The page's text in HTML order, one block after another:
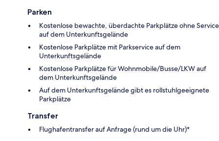
Parken
Kostenlose bewachte, überdachte Parkplätze ohne Service
auf dem Unterkunftsgelände
Kostenlose Parkplätze mit Parkservice auf dem
Unterkunftsgelände
Kostenlose Parkplätze für Wohnmobile/Busse/LKW auf
dem Unterkunftsgelände
Auf dem Unterkunftsgelände gibt es rollstuhlgeeignete
Parkplätze
Transfer
Flughafentransfer auf Anfrage (rund um die Uhr)*